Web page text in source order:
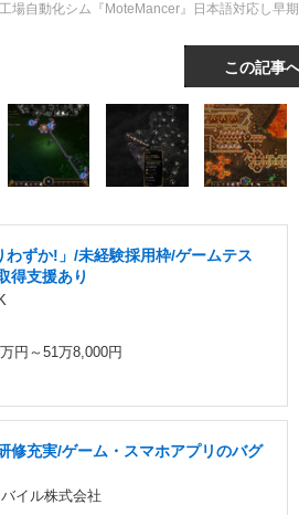
場自動化シム『MoteMancer』日本語対応し早
この記事
わずか!」/未経験採用枠/ゲームテス
得支援あり
円～51万8,000円
修充実/ゲーム・スマホアプリのバグ
イル株式会社